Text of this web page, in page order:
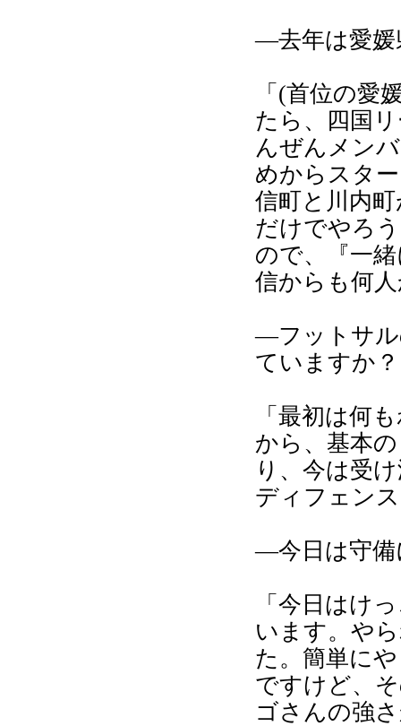
―去年は愛媛
「(首位の愛
たら、四国
んぜんメン
めからスタ
信町と川内
だけでやろ
ので、『一
信からも何
―フットサル
ていますか？
「最初は何
から、基本
り、今は受
ディフェン
―今日は守備
「今日はけ
います。や
た。簡単に
ですけど、
ゴさんの強